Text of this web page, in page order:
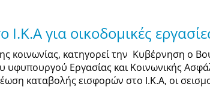
για οικοδομικές
κοινωνίας, κατηγορεί την Κυβέρνηση ο
υφυπουργού Εργασίας και Κοινωνικής
καταβολής εισφορών στο Ι.Κ.Α, οι